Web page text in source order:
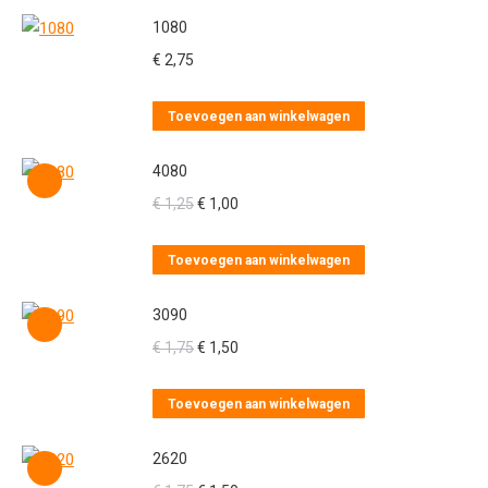
1080
€ 2,75
Toevoegen aan winkelwagen
4080
€1,25Oorspronkelijke
was:
€ 1,00
is:
Toevoegen aan winkelwagen
3090
€1,75Oorspronkelijke
was:
€ 1,50
is:
Toevoegen aan winkelwagen
2620